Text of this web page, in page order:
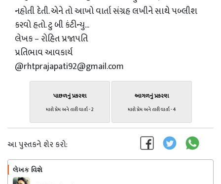
નહોતી દેતી. એને તો આખો વાર્તા સંગ્રહ લખીને સાથે પબ્લીશ
કરવો હતો. ટુ બી કંટીન્યુ...
લેખક – રોહિત પ્રજાપતિ
પ્રતિભાવ આવકાર્ય
@rhtprajapati92@gmail.com
પાછળનું પ્રકરણ
મારો પ્રેમ અને તારી વાર્તા - 2
આગળનું પ્રકરણ
મારો પ્રેમ અને તારી વાર્તા - 4
આ પુસ્તકને શેર કરો:
લેખક વિશે